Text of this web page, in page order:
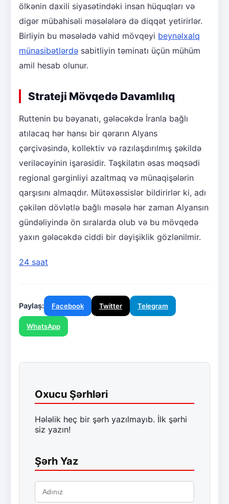
ölkənin daxili siyasətindəki insan hüquqları və
digər mübahisəli məsələlərə də diqqət yetirirlər.
Birliyin bu məsələdə vahid mövqeyi beynəlxalq
münasibətlərdə sabitliyin təminatı üçün mühüm
amil hesab olunur.
Strateji Mövqedə Davamlılıq
Ruttenin bu bəyanatı, gələcəkdə İranla bağlı
atılacaq hər hansı bir qərarın Alyans
çərçivəsində, kollektiv və razılaşdırılmış şəkildə
veriləcəyinin işarəsidir. Təşkilatın əsas məqsədi
regional gərginliyi azaltmaq və münaqişələrin
qarşısını almaqdır. Mütəxəssislər bildirirlər ki, adı
çəkilən dövlətlə bağlı məsələ hər zaman Alyansın
gündəliyində ön sıralarda olub və bu mövqedə
yaxın gələcəkdə ciddi bir dəyişiklik gözlənilmir.
24 saat
Paylaş: Facebook Twitter Telegram
WhatsApp
Oxucu Şərhləri
Hələlik heç bir şərh yazılmayıb. İlk şərhi
siz yazın!
Şərh Yaz